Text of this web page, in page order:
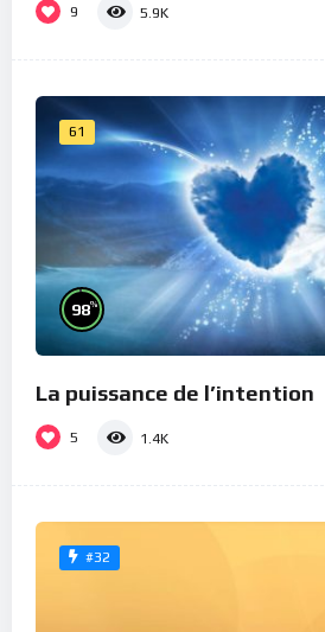
9 5.9K
61
98%
La puissance de l’intention
5 1.4K
#32